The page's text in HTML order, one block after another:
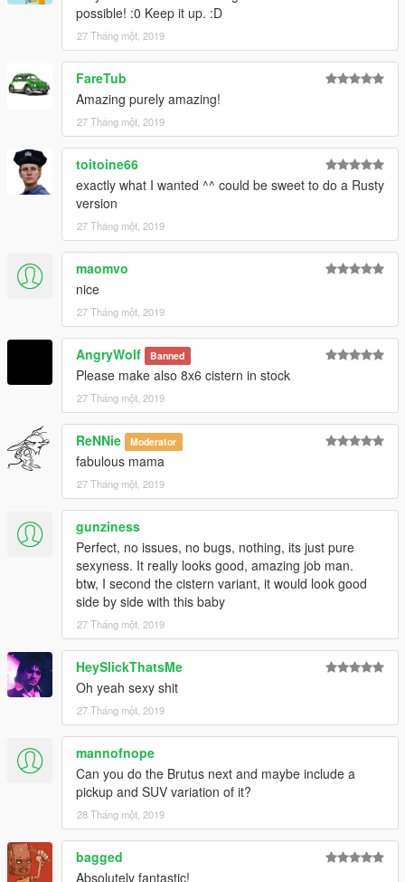
possible! :0 Keep it up. :D
27 Tháng một, 2019
FareTub
Amazing purely amazing!
27 Tháng một, 2019
toitoine66
exactly what I wanted ^^ could be sweet to do a Rusty
version
27 Tháng một, 2019
maomvo
nice
27 Tháng một, 2019
AngryWolf Banned
Please make also 8x6 cistern in stock
27 Tháng một, 2019
ReNNie Moderator
fabulous mama
27 Tháng một, 2019
gunziness
Perfect, no issues, no bugs, nothing, its just pure
sexyness. It really looks good, amazing job man.
btw, I second the cistern variant, it would look good
side by side with this baby
27 Tháng một, 2019
HeySlickThatsMe
Oh yeah sexy shit
27 Tháng một, 2019
mannofnope
Can you do the Brutus next and maybe include a
pickup and SUV variation of it?
28 Tháng một, 2019
bagged
Absolutely fantastic!